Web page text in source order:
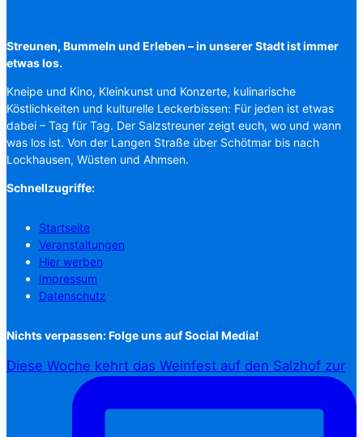
Streunen, Bummeln und Erleben – in unserer Stadt ist immer
etwas los.
Kneipe und Kino, Kleinkunst und Konzerte, kulinarische
Köstlichkeiten und kulturelle Leckerbissen: Für jeden ist etwas
dabei – Tag für Tag. Der Salzstreuner zeigt euch, wo und wann
was los ist. Von der Langen Straße über Schötmar bis nach
Lockhausen, Wüsten und Ahmsen.
Schnellzugriffe:
Startseite
Veranstaltungen
Hier werben
Impressum
Datenschutz
Nichts verpassen: Folge uns auf Social Media!
Diese Woche kehrt das Weinfest auf den Salzhof zur